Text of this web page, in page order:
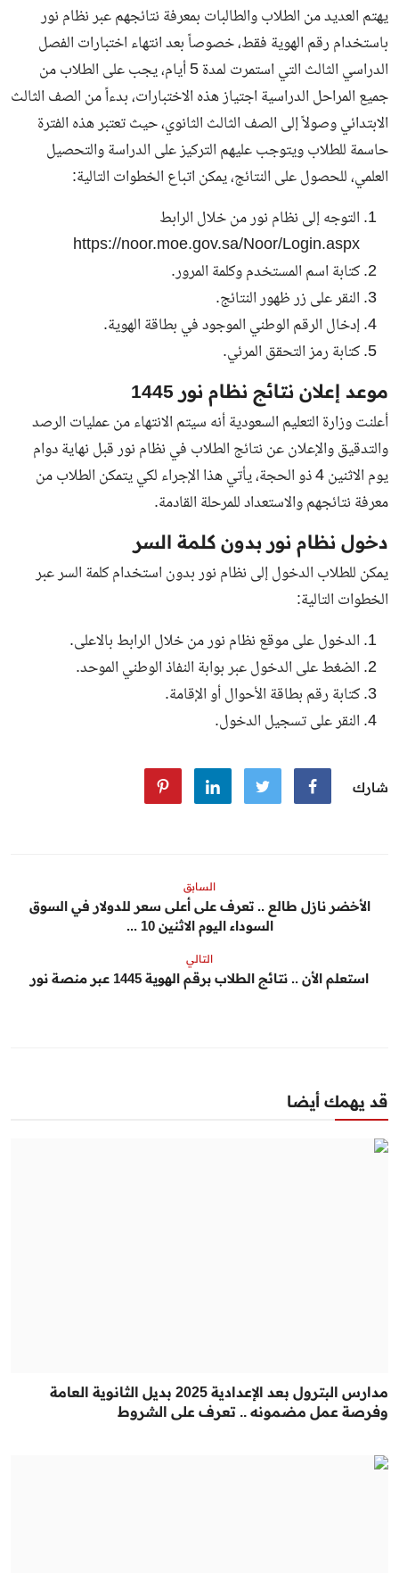
يهتم العديد من الطلاب والطالبات بمعرفة نتائجهم عبر نظام نور
باستخدام رقم الهوية فقط، خصوصاً بعد انتهاء اختبارات الفصل
الدراسي الثالث التي استمرت لمدة 5 أيام، يجب على الطلاب من
جميع المراحل الدراسية اجتياز هذه الاختبارات، بدءاً من الصف الثالث
الابتدائي وصولاً إلى الصف الثالث الثانوي، حيث تعتبر هذه الفترة
حاسمة للطلاب ويتوجب عليهم التركيز على الدراسة والتحصيل
العلمي، للحصول على النتائج، يمكن اتباع الخطوات التالية:
التوجه إلى نظام نور من خلال الرابط
https://noor.moe.gov.sa/Noor/Login.aspx
كتابة اسم المستخدم وكلمة المرور.
النقر على زر ظهور النتائج.
إدخال الرقم الوطني الموجود في بطاقة الهوية.
كتابة رمز التحقق المرئي.
موعد إعلان نتائج نظام نور 1445
أعلنت وزارة التعليم السعودية أنه سيتم الانتهاء من عمليات الرصد
والتدقيق والإعلان عن نتائج الطلاب في نظام نور قبل نهاية دوام
يوم الاثنين 4 ذو الحجة، يأتي هذا الإجراء لكي يتمكن الطلاب من
معرفة نتائجهم والاستعداد للمرحلة القادمة.
دخول نظام نور بدون كلمة السر
يمكن للطلاب الدخول إلى نظام نور بدون استخدام كلمة السر عبر
الخطوات التالية:
الدخول على موقع نظام نور من خلال الرابط بالاعلى.
الضغط على الدخول عبر بوابة النفاذ الوطني الموحد.
كتابة رقم بطاقة الأحوال أو الإقامة.
النقر على تسجيل الدخول.
شارك
السابق
الأخضر نازل طالع .. تعرف على أعلى سعر للدولار في السوق
السوداء اليوم الاثنين 10 ...
التالي
استعلم الأن .. نتائج الطلاب برقم الهوية 1445 عبر منصة نور
قد يهمك أيضا
مدارس البترول بعد الإعدادية 2025 بديل الثانوية العامة
وفرصة عمل مضمونه .. تعرف على الشروط